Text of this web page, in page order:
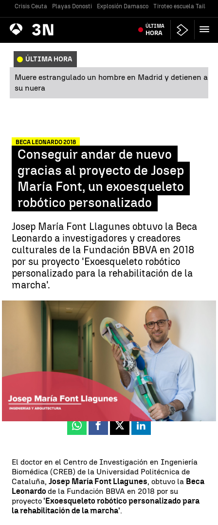
Crisis Ceuta Playas Donosti Explosión Damasco Tiroteo escuela
Antena
3 Noticias ÚLTIMA
HORA
ÚLTIMA HORA
Muere estrangulado un hombre en Madrid y detienen a
su nuera
BECA LEONARDO 2018
Conseguir andar de nuevo
gracias al proyecto de Josep
María Font, un exoesqueleto
robótico personalizado
Josep María Font Llagunes obtuvo la Beca
Leonardo a investigadores y creadores
culturales de la Fundación BBVA en 2018
por su proyecto 'Exoesqueleto robótico
personalizado para la rehabilitación de la
marcha'.
Josep María Font, Beca Leonardo 2018 |
Noticias/Fundación BBVA
Ángela Clemente
07 de junio de 2023, 13:00
Whatsapp
Facebook
X Linkedin
El doctor en el Centro de Investigación en Ingeniería
Biomédica (CREB) de la Universidad Politécnica de
Cataluña, Josep María Font Llagunes, obtuvo la Beca
Leonardo de la Fundación BBVA en 2018 por su
proyecto 'Exoesqueleto robótico personalizado para
la rehabilitación de la marcha'.